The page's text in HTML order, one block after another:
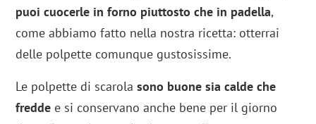
puoi cuocerle in forno piuttosto che in padella,
come abbiamo fatto nella nostra ricetta: otterrai
delle polpette comunque gustosissime.
Le polpette di scarolasono buone sia calde che
fredde e si conservano anche bene per il giorno